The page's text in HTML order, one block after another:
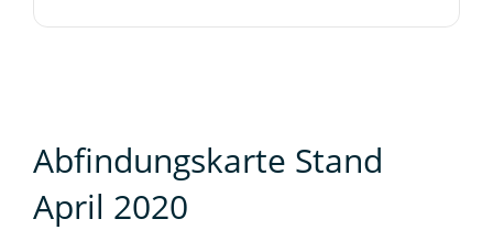
Abfindungskarte Stand
April 2020